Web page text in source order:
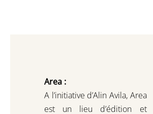
Area :
A l’initiative d’Alin Avila, Area
est un lieu d’édition et